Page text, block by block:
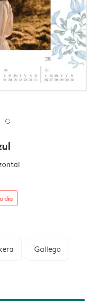
día
Gallego